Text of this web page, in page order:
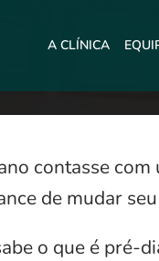
A CLÍNICA
contasse
de mudar
o que é pré-